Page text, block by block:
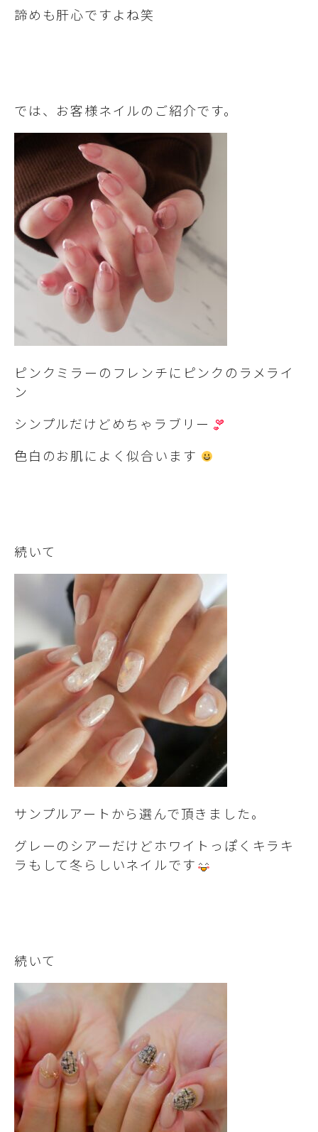
諦めも肝心ですよね笑
では、お客様ネイルのご紹介です。
ピンクミラーのフレンチにピンクのラメライ
ン
シンプルだけどめちゃラブリー
色白のお肌によく似合います
続いて
サンプルアートから選んで頂きました。
グレーのシアーだけどホワイトっぽくキラキ
ラもして冬らしいネイルです
続いて